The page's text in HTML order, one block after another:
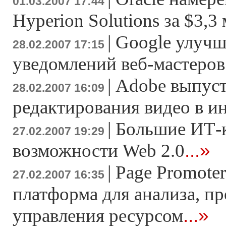
Hyperion Solutions за
28.02.2007 17:15 | Google
уведомлений веб-мастеров
28.02.2007 16:09 | Adobe
редактирования видео в
27.02.2007 19:29 | Большие ИТ-
возможности Web 2.0...»
27.02.2007 16:35 | Page
платформа для анализа,
управления ресурсом...»